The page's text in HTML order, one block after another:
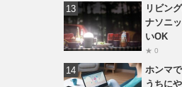
リビン
ナソニ
いOK
★ 0
ホンマ
うちに